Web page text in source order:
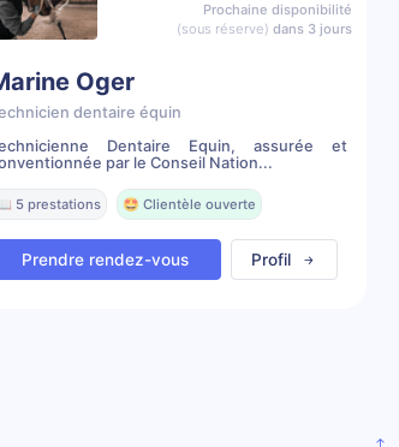
Prochaine disponibilité
(sous réserve) dans 3 jours
Oger
dentaire équin
Dentaire Equin, assurée et
par le Conseil Nation...
5 prestations 🤩 Clientèle ouverte
Prendre rendez-vous Profil